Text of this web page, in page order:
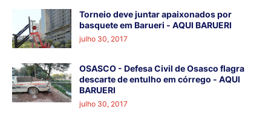
Torneio deve juntar apaixonados por
basquete em Barueri - AQUI BARUERI
julho 30, 2017
OSASCO - Defesa Civil de Osasco flagra
descarte de entulho em córrego - AQUI
BARUERI
julho 30, 2017